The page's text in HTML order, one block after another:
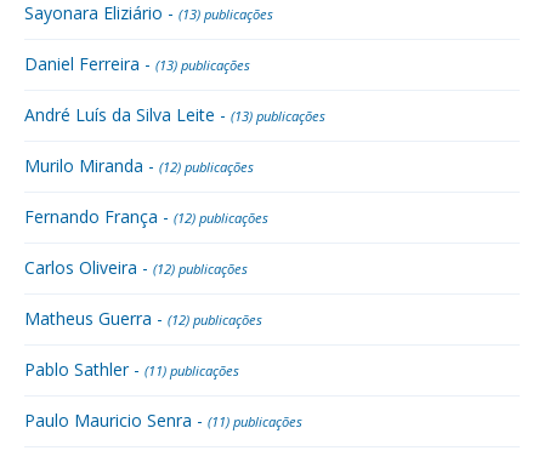
Sayonara Eliziário - (13) publicações
Daniel Ferreira - (13) publicações
André Luís da Silva Leite - (13) publicações
Murilo Miranda - (12) publicações
Fernando França - (12) publicações
Carlos Oliveira - (12) publicações
Matheus Guerra - (12) publicações
Pablo Sathler - (11) publicações
Paulo Mauricio Senra - (11) publicações